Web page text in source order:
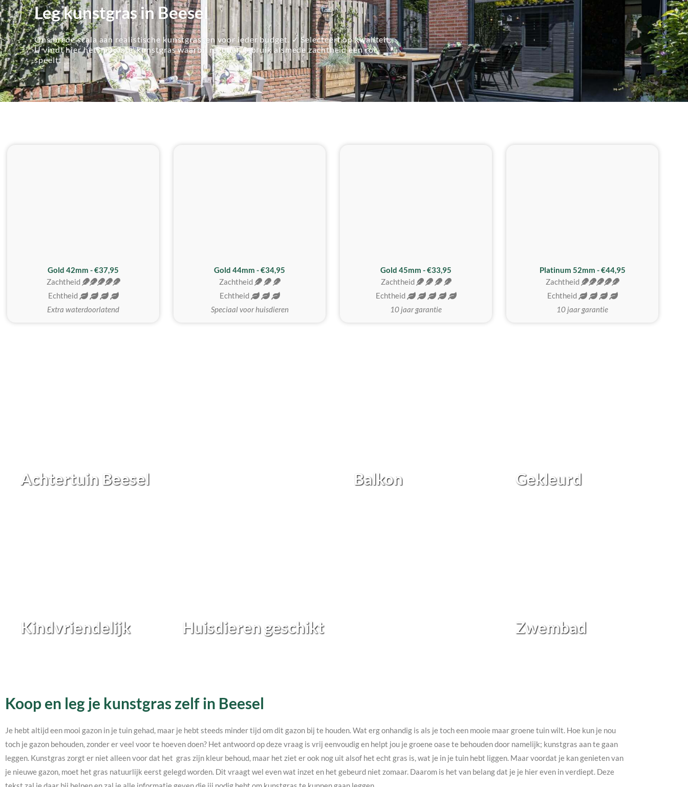
Leg kunstgras in Beesel
Ons brede scala aan realistische kunstgrassen voor ieder budget. ✓ Selecteert op kwaliteit.
U vindt hier het 'mooiste' kunstgras waarbij regulier gebruik alsmede zachtheid een rol
speelt.
Gold 42mm - €37,95
Zachtheid
Echtheid
Extra waterdoorlatend
Gold 44mm - €34,95
Zachtheid
Echtheid
Speciaal voor huisdieren
Gold 45mm - €33,95
Zachtheid
Echtheid
10 jaar garantie
Platinum 52mm - €44,95
Zachtheid
Echtheid
10 jaar garantie
Achtertuin Beesel Balkon Gekleurd
Kindvriendelijk Huisdieren geschikt Zwembad
Koop en leg je kunstgras zelf in Beesel
Je hebt altijd een mooi gazon in je tuin gehad, maar je hebt steeds minder tijd om dit gazon bij te houden. Wat erg onhandig is als je toch een mooie maar groene tuin wilt. Hoe kun je nou
toch je gazon behouden, zonder er veel voor te hoeven doen? Het antwoord op deze vraag is vrij eenvoudig en helpt jou je groene oase te behouden door namelijk; kunstgras aan te gaan
leggen. Kunstgras zorgt er niet alleen voor dat het gras zijn kleur behoud, maar het ziet er ook nog uit alsof het echt gras is, wat je in je tuin hebt liggen. Maar voordat je kan genieten van
je nieuwe gazon, moet het gras natuurlijk eerst gelegd worden. Dit vraagt wel even wat inzet en het gebeurd niet zomaar. Daarom is het van belang dat je je hier even in verdiept. Deze